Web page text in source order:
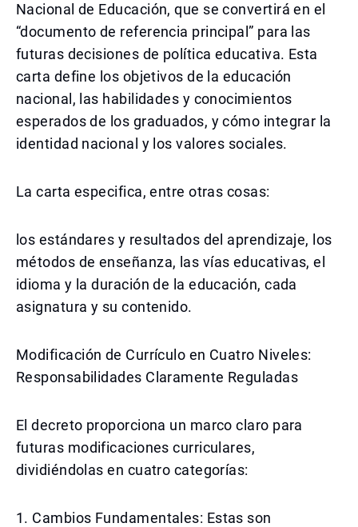
Nacional de Educación, que se convertirá en el
“documento de referencia principal” para las
futuras decisiones de política educativa. Esta
carta define los objetivos de la educación
nacional, las habilidades y conocimientos
esperados de los graduados, y cómo integrar la
identidad nacional y los valores sociales.
La carta especifica, entre otras cosas:
los estándares y resultados del aprendizaje, los
métodos de enseñanza, las vías educativas, el
idioma y la duración de la educación, cada
asignatura y su contenido.
Modificación de Currículo en Cuatro Niveles:
Responsabilidades Claramente Reguladas
El decreto proporciona un marco claro para
futuras modificaciones curriculares,
dividiéndolas en cuatro categorías:
1. Cambios Fundamentales: Estas son